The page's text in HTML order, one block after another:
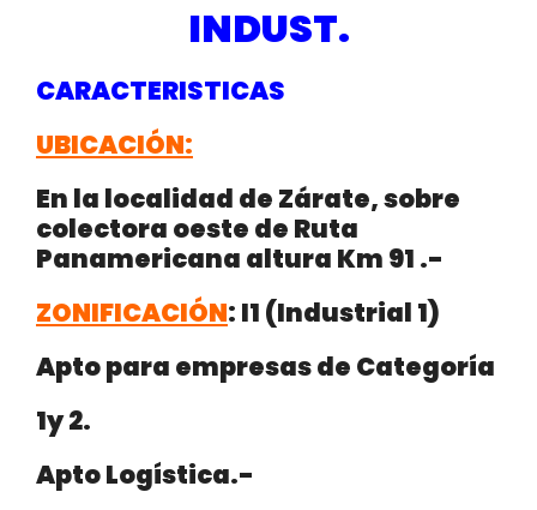
INDUST.
CARACTERISTICAS
UBICACIÓN:
En la localidad de Zárate, sobre
colectora oeste de Ruta
Panamericana altura Km 91 .-
ZONIFICACIÓN: I1 (Industrial 1)
Apto para empresas de Categoría
1y 2.
Apto Logística.-